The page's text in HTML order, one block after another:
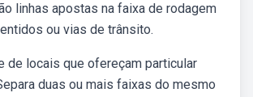
linhas apostas na faixa de rodagem
ou vias de trânsito.
de locais que ofereçam particular
duas ou mais faixas do mesmo